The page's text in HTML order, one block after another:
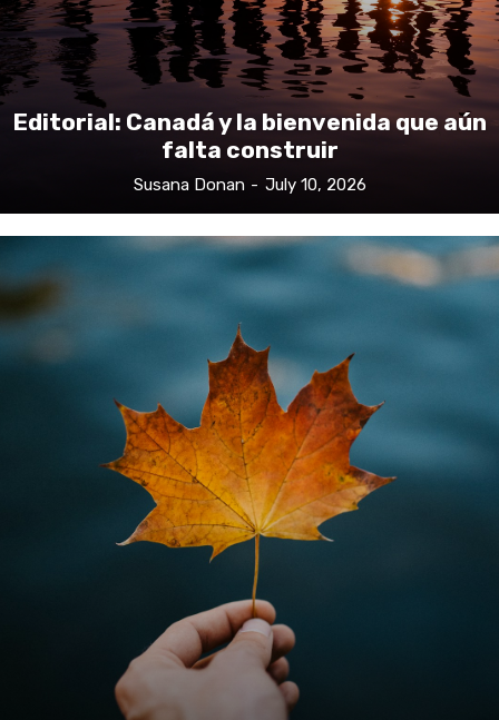
Editorial: Canadá y la bienvenida que aún
falta construir
Susana Donan - July 10, 2026